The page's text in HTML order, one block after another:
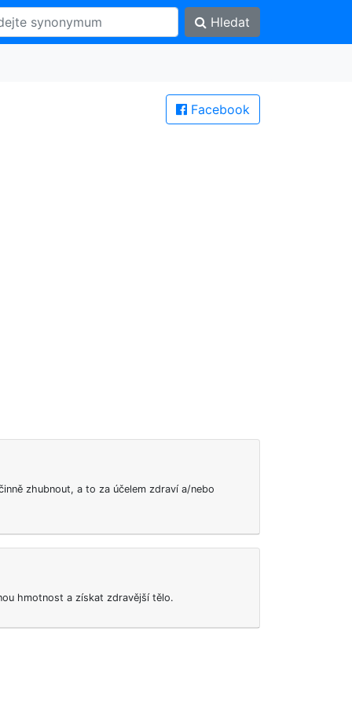
Hledat
Facebook
zhubnout, a to za účelem zdraví a/nebo
hmotnost a získat zdravější tělo.